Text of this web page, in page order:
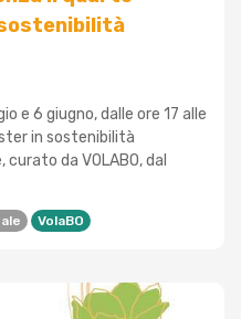
e 6 giugno, dalle ore 17 alle
in sostenibilità
da VOLABO, dal
VolaBO